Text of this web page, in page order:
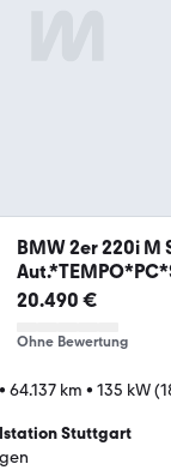
BMW 2er 220i M
LIMA
20.490 €
Ohne Bewertung
• 64.137 km • 135 kW
Stuttgart